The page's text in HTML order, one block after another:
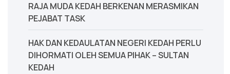
‎RAJA MUDA KEDAH BERKENAN MERASMIKAN
PEJABAT TASK
‎HAK DAN KEDAULATAN NEGERI KEDAH PERLU
DIHORMATI OLEH SEMUA PIHAK – SULTAN
KEDAH